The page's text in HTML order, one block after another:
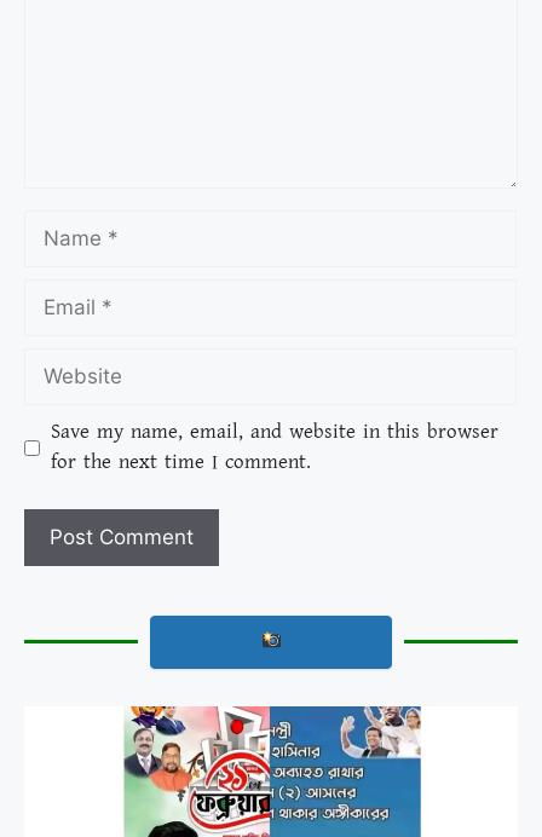
Save my name, email, and website in this browser
for the next time I comment.